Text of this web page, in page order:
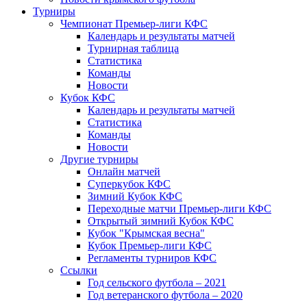
Турниры
Чемпионат Премьер-лиги КФС
Календарь и результаты матчей
Турнирная таблица
Статистика
Команды
Новости
Кубок КФС
Календарь и результаты матчей
Статистика
Команды
Новости
Другие турниры
Онлайн матчей
Суперкубок КФС
Зимний Кубок КФС
Переходные матчи Премьер-лиги КФС
Открытый зимний Кубок КФС
Кубок "Крымская весна"
Кубок Премьер-лиги КФС
Регламенты турниров КФС
Ссылки
Год сельского футбола – 2021
Год ветеранского футбола – 2020